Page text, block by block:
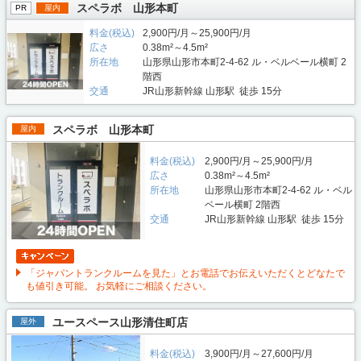
PR 屋内 スペラボ 山形本町
料金(税込)
2,900円/月～25,900円/月
広さ
0.38m²～4.5m²
所在地
山形県山形市本町2-4-62 ル・ベルベール横町 2
階西
交通
JR山形新幹線 山形駅 徒歩 15分
屋内 スペラボ 山形本町
料金(税込)
2,900円/月～25,900円/月
広さ
0.38m²～4.5m²
所在地
山形県山形市本町2-4-62 ル・ベル
ベール横町 2階西
交通
JR山形新幹線 山形駅 徒歩 15分
「ジャパントランクルームを見た」とお電話でお伝えいただくとどなたで
も値引き可能。 お気軽にご相談ください。
屋外 ユースペース山形清住町店
料金(税込)
3,900円/月～27,600円/月